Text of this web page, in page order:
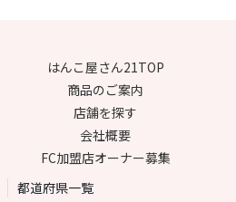
はんこ屋さん21TOP
商品のご案内
店舗を探す
会社概要
FC加盟店オーナー募集
都道府県一覧